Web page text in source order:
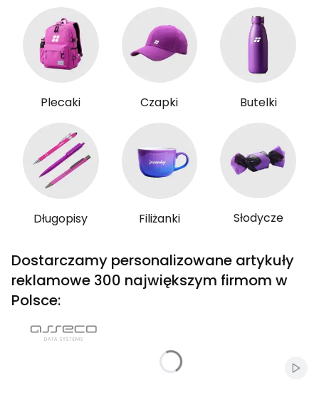
Plecaki Czapki Butelki
Długopisy Filiżanki Słodycze
Dostarczamy personalizowane artykuły
reklamowe 300 największym firmom w
Polsce: